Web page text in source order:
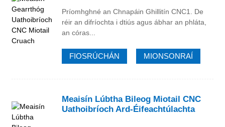
Príomhghné an Chnapáin Ghillitín CNC1. De
réir an difríochta i dtiús agus ábhar an phláta,
an córas...
FIOSRÚCHÁN MIONSONRAÍ
Meaisín Lúbtha Bileog Miotail CNC
Uathoibríoch Ard-Éifeachtúlachta